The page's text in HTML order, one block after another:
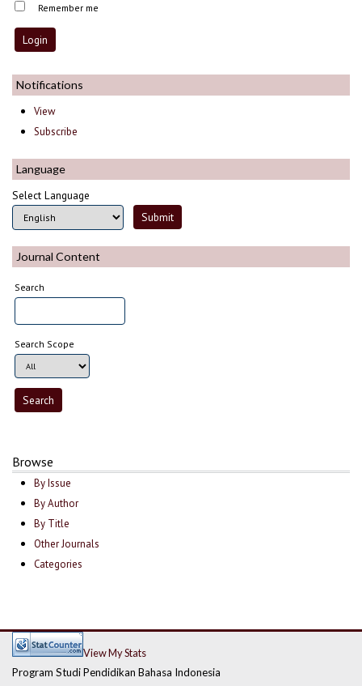
Remember me
Notifications
View
Subscribe
Language
Select Language
Journal Content
Search
Search Scope
Browse
By Issue
By Author
By Title
Other Journals
Categories
View My Stats
Program Studi Pendidikan Bahasa Indonesia